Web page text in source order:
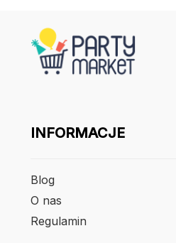
INFORMACJE
Blog
O nas
Regulamin